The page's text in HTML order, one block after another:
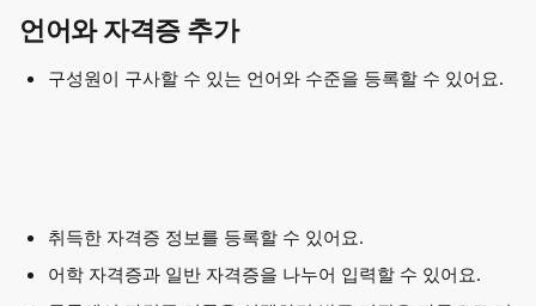
언어와 자격증 추가
구성원이 구사할 수 있는 언어와 수준을 등록할 수 있어요.
취득한 자격증 정보를 등록할 수 있어요.
어학 자격증과 일반 자격증을 나누어 입력할 수 있어요.